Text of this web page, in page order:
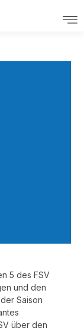
5 des FSV
und den
Saison
über den